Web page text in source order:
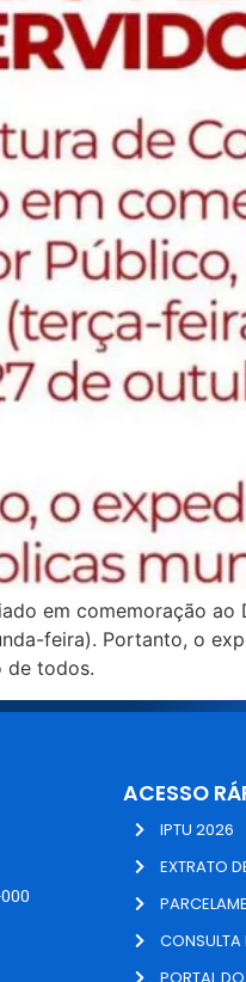
em comemoração
feira). Portanto, o
de todos.
ACESSO
IPTU 2026
EXTRATO